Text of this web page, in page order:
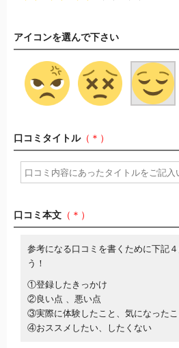
アイコンを選んで下さい
口コミタイトル（＊）
口コミ本文 （＊）
参考になる口コミを書くために下記
う！
①登録したきっかけ
②良い点 、悪い点
③実際に体験したこと、気になったこ
④おススメしたい、したくない